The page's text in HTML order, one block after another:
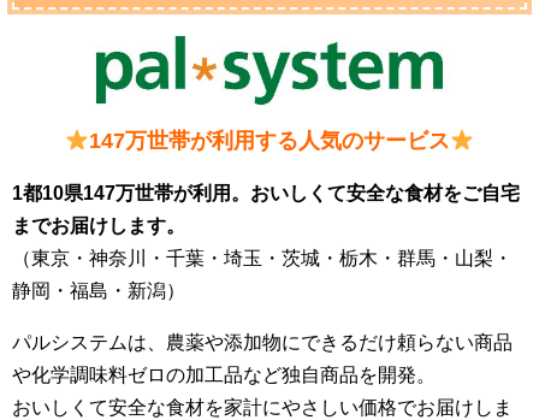
147万世帯が利用する人気のサービス
1都10県147万世帯が利用。おいしくて安全な食材をご自宅
までお届けします。
（東京・神奈川・千葉・埼玉・茨城・栃木・群馬・山梨・
静岡・福島・新潟）
パルシステムは、農薬や添加物にできるだけ頼らない商品
や化学調味料ゼロの加工品など独自商品を開発。
おいしくて安全な食材を家計にやさしい価格でお届けしま